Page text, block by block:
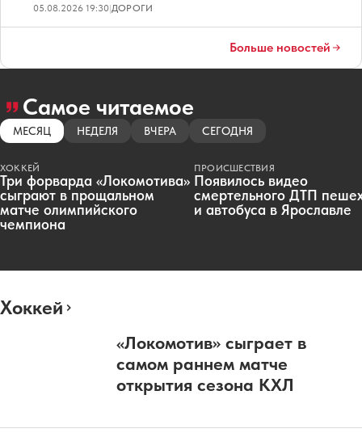
05.08.2026 19:30|ДОРОГИ
Больше новостей
Самое читаемое
МЕСЯЦ НЕДЕЛЯ ВЧЕРА СЕГОДНЯ
ХОККЕЙ
Три форварда «Локомотива»
сыграют в прощальном
матче олимпийского
чемпиона
ПРОИСШЕСТВИЯ
Появилось видео
смертельного ДТП
и автобуса в Ярославле
Хоккей
«Локомотив» сыграет в
самом раннем матче
открытия сезона КХЛ